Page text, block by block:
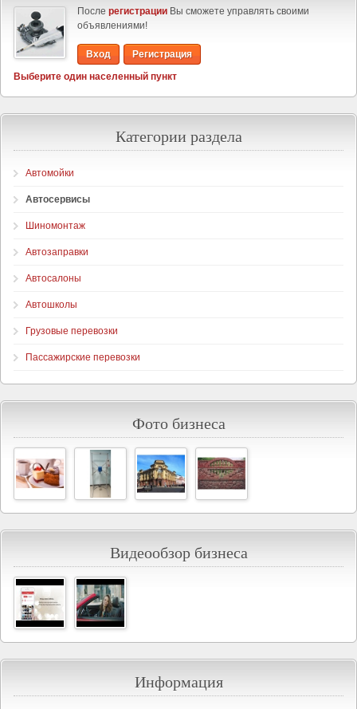
После регистрации Вы сможете управлять своими
объявлениями!
Вход
Регистрация
Выберите один населенный пункт
Категории раздела
Автомойки
Автосервисы
Шиномонтаж
Автозаправки
Автосалоны
Автошколы
Грузовые перевозки
Пассажирские перевозки
Фото бизнеса
Видеообзор бизнеса
Информация